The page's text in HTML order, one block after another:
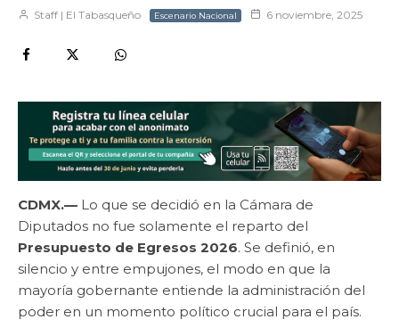
Staff | El Tabasqueño Escenario Nacional 6 noviembre, 2025
CDMX.— Lo que se decidió en la Cámara de
Diputados no fue solamente el reparto del
Presupuesto de Egresos 2026. Se definió, en
silencio y entre empujones, el modo en que la
mayoría gobernante entiende la administración del
poder en un momento político crucial para el país.